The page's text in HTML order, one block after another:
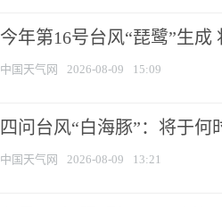
今年第16号台风“琵鹭”生
中国天气网 2026-08-09 15:09
四问台风“白海豚”：将于
中国天气网 2026-08-09 13:21